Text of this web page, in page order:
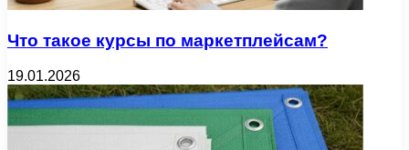
Что такое курсы по маркетплейсам?
19.01.2026